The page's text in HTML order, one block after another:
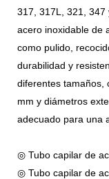
317, 317L, 321, 347
acero inoxidable de
como pulido,
durabilidad y
diferentes tamaños,
mm y diámetros
adecuado para una
◎ Tubo capilar de
◎ Tubo capilar de